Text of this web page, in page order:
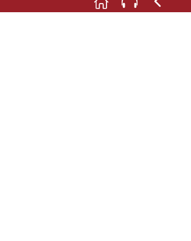
zu uns, und wir drucken sie.